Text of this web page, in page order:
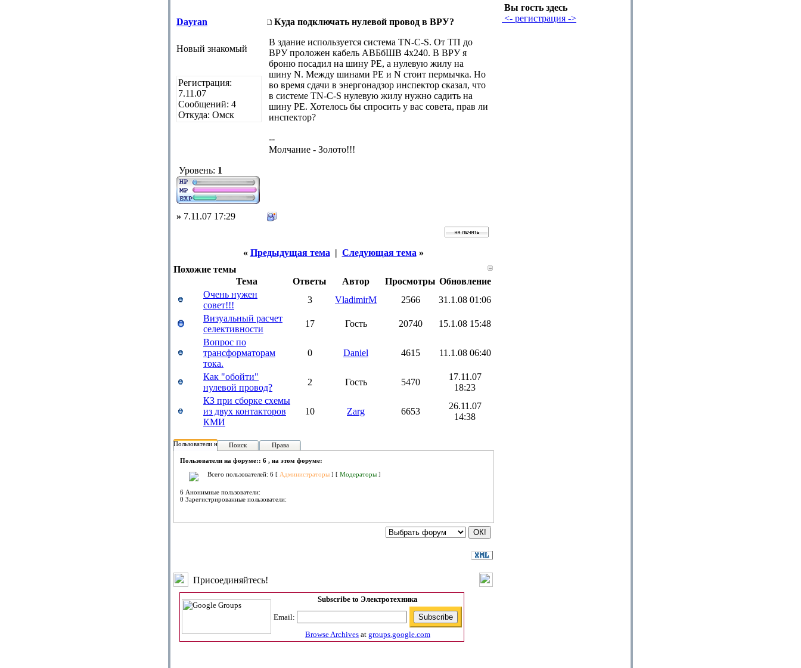
Dayran Куда подключать нулевой провод в ВРУ?
Новый знакомый
Регистрация:
7.11.07
Сообщений: 4
Откуда: Омск
Уровень: 1
В здание используется система TN-C-S. От ТП до
ВРУ проложен кабель АВБбШВ 4x240. В ВРУ я
броню посадил на шину PE, а нулевую жилу на
шину N. Между шинами PE и N стоит пермычка. Но
во время сдачи в энергонадзор инспектор сказал, что
в системе TN-C-S нулевую жилу нужно садить на
шину PE. Хотелось бы спросить у вас совета, прав ли
инспектор?
--
Молчание - Золото!!!
» 7.11.07 17:29
« Предыдущая тема | Следующая тема »
Похожие темы
Тема
Ответы Автор Просмотры Обновление
Очень нужен
совет!!!
3 VladimirM 2566
31.1.08 01:06
Визуальный расчет
селективности
17 Гость 20740
15.1.08 15:48
Вопрос по
трансформаторам
тока.
0 Daniel 4615 11.1.08 06:40
Как "обойти"
нулевой провод?
2 Гость 5470
17.11.07
18:23
КЗ при сборке схемы
из двух контакторов
КМИ
10 Zarg 6653
26.11.07
14:38
Пользователи на форуме:
Поиск Права
Пользователи на форуме:: 6 , на этом форуме:
Всего пользователей: 6 [ Администраторы ] [ Модераторы ]
6 Анонимные пользователи:
0 Зарегистрированные пользователи:
Присоединяйтесь!
Subscribe to Электротехника
Email:
Browse Archives at groups.google.com
Вы гость здесь
<- регистрация ->